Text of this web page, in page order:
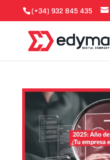
(+34) 932 845 435